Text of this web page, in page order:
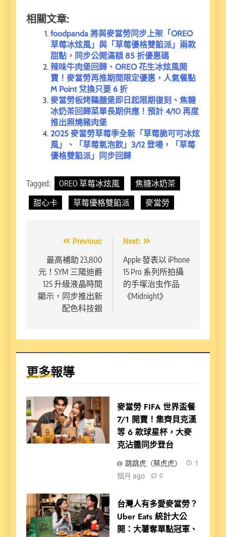
相關文章:
foodpanda 將與麥當勞同步上架「OREO
草莓冰炫風」與「草莓優格雙餡派」兩款
甜點，同步公開滿額 85 折優惠碼
辣味牛肉堡回歸、OREO 花生冰炫風開
賣！麥當勞再推期間限定優惠，人氣餐點
M Point 兌換只要 6 折
麥當勞板烤鷄腿堡即日起限期復刻、焦糖
冰奶茶回歸菜單長期供應！預計 4/10 再度
推出照燒豬肉堡
2025 麥當勞草莓季全新「草莓脆可可冰炫
風」、「草莓氣泡飲」3/12 登場，「草莓
優格雙餡派」同步回歸
Tagged: OREO 草莓冰炫風
焦糖冰奶茶
甜心卡
草莓優格雙餡派 麥當勞
章
導
覽
Previous:
最高補助 23,800
元！SYM 三陽迪爵
125 升級液晶時間
顯示，同步推出新
配色科技銀
Next:
Apple 發表以 iPhone
15 Pro 系列所拍攝
的手塚治虫作品
《Midnight》
更多報導
麥當勞 FIFA 世界盃餐
7/1 開賣！集齊貝克漢
等 6 款球星杯，大麥
克沾醬同步登台
跳跳虎（蔡虎虎）
1
個月 ago
0
台灣人有多愛麥當勞？
Uber Eats 統計大公
開：大薯奪單點冠軍、